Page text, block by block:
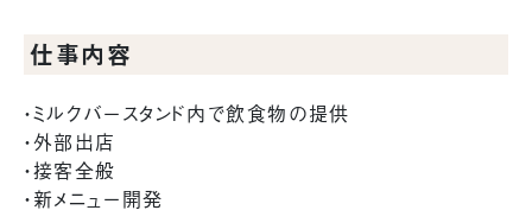
仕事内容
・ミルクバースタンド内で飲食物の提供
・外部出店
・接客全般
・新メニュー開発